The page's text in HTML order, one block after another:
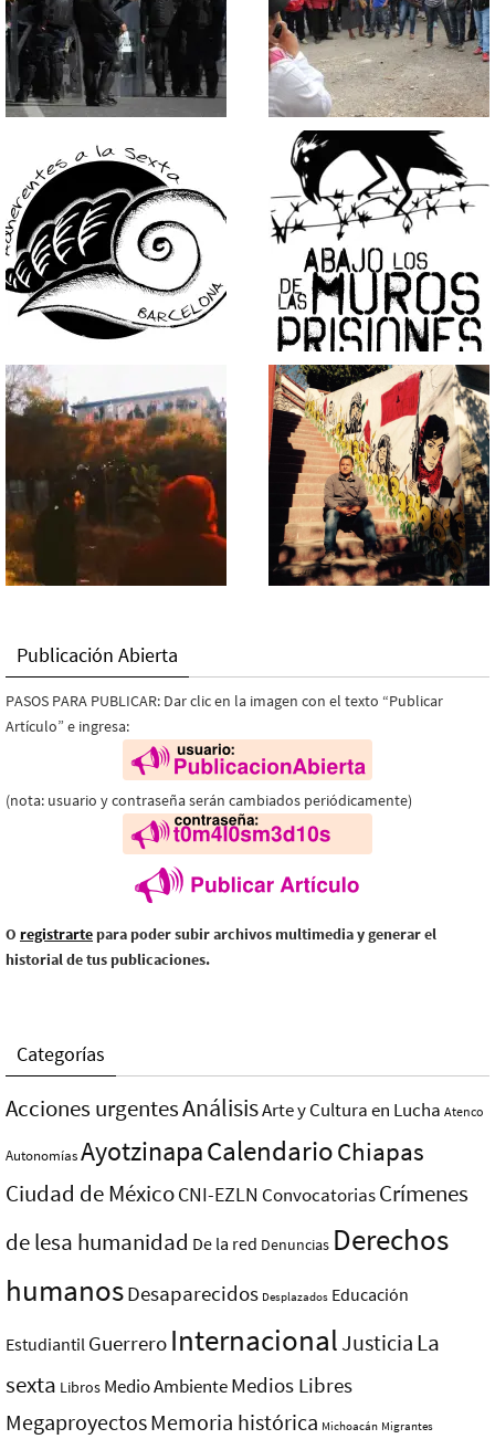
Publicación Abierta
PASOS PARA PUBLICAR: Dar clic en la imagen con el texto “Publicar
Artículo” e ingresa:
(nota: usuario y contraseña serán cambiados periódicamente)
O registrarte para poder subir archivos multimedia y generar el
historial de tus publicaciones.
Categorías
Acciones urgentesAnálisisArte y Cultura en Lucha Atenco
AutonomíasAyotzinapaCalendarioChiapas
Ciudad de MéxicoCNI-EZLN ConvocatoriasCrímenes
de lesa humanidad De la red Denuncias Derechos
humanosDesaparecidos Desplazados Educación
Estudiantil Guerrero InternacionalJusticia La
sexta Libros Medio AmbienteMedios Libres
MegaproyectosMemoria histórica Michoacán Migrantes